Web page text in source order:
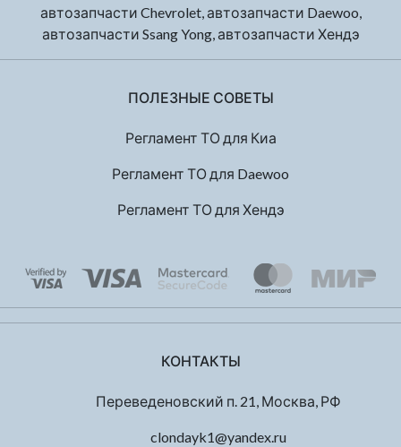
автозапчасти Chevrolet, автозапчасти Daewoo,
автозапчасти Ssang Yong, автозапчасти Хендэ
ПОЛЕЗНЫЕ СОВЕТЫ
Регламент ТО для Киа
Регламент ТО для Daewoo
Регламент ТО для Хендэ
КОНТАКТЫ
Переведеновский п. 21, Москва, РФ
clondayk1@yandex.ru